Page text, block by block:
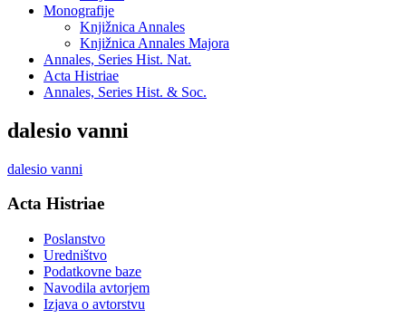
Monografije
Knjižnica Annales
Knjižnica Annales Majora
Annales, Series Hist. Nat.
Acta Histriae
Annales, Series Hist. & Soc.
dalesio vanni
dalesio vanni
Acta Histriae
Poslanstvo
Uredništvo
Podatkovne baze
Navodila avtorjem
Izjava o avtorstvu